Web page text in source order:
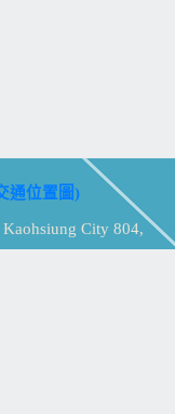
通位置圖)
City 804,